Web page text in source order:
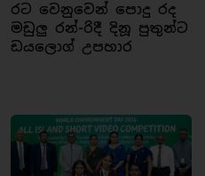
රට වෙනුවෙන් පොදු රද
මඩුලු රන්-රිදී දිනූ පුතුන්ට
ඩයලොග් උපහාර